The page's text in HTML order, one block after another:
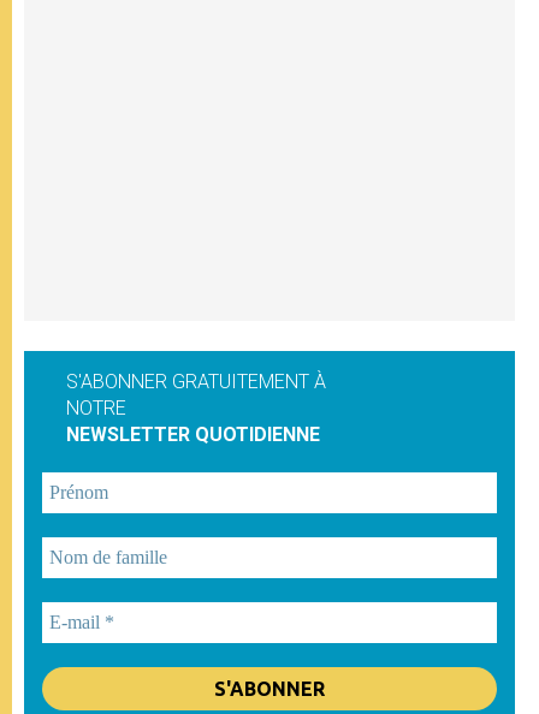
S'ABONNER GRATUITEMENT À
NOTRE
NEWSLETTER QUOTIDIENNE